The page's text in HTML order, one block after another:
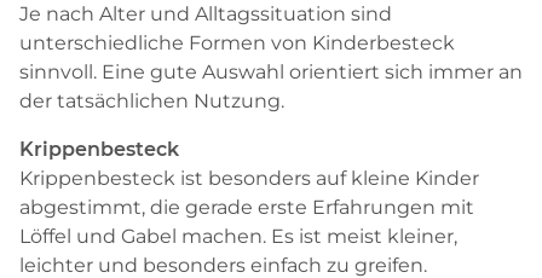
Je nach Alter und Alltagssituation sind
unterschiedliche Formen von Kinderbesteck
sinnvoll. Eine gute Auswahl orientiert sich immer an
der tatsächlichen Nutzung.
Krippenbesteck
Krippenbesteck ist besonders auf kleine Kinder
abgestimmt, die gerade erste Erfahrungen mit
Löffel und Gabel machen. Es ist meist kleiner,
leichter und besonders einfach zu greifen.